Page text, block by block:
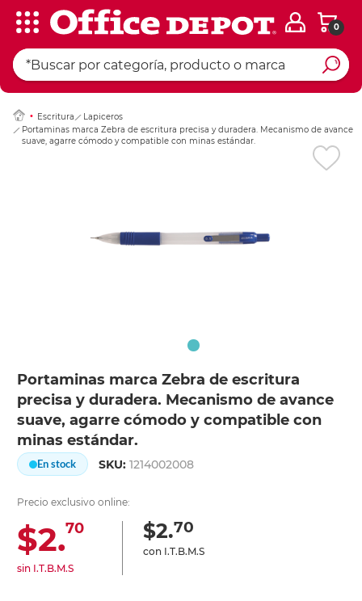
0
Escritura
Lapiceros
Portaminas marca Zebra de escritura precisa y duradera. Mecanismo de avance
suave, agarre cómodo y compatible con minas estándar.
Portaminas marca Zebra de escritura
precisa y duradera. Mecanismo de avance
suave, agarre cómodo y compatible con
minas estándar.
En stock SKU:1214002008
Precio exclusivo online:
$2.70
sin I.T.B.M.S
$2.70
con I.T.B.M.S
Ingresar Codigo